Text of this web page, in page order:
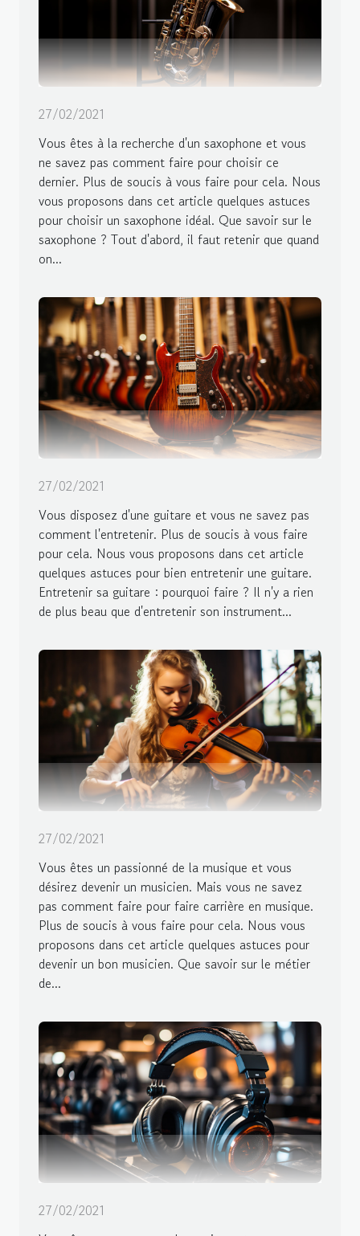
27/02/2021
Vous êtes à la recherche d'un saxophone et vous
ne savez pas comment faire pour choisir ce
dernier. Plus de soucis à vous faire pour cela. Nous
vous proposons dans cet article quelques astuces
pour choisir un saxophone idéal. Que savoir sur le
saxophone ? Tout d'abord, il faut retenir que quand
on...
27/02/2021
Vous disposez d'une guitare et vous ne savez pas
comment l'entretenir. Plus de soucis à vous faire
pour cela. Nous vous proposons dans cet article
quelques astuces pour bien entretenir une guitare.
Entretenir sa guitare : pourquoi faire ? Il n'y a rien
de plus beau que d'entretenir son instrument...
27/02/2021
Vous êtes un passionné de la musique et vous
désirez devenir un musicien. Mais vous ne savez
pas comment faire pour faire carrière en musique.
Plus de soucis à vous faire pour cela. Nous vous
proposons dans cet article quelques astuces pour
devenir un bon musicien. Que savoir sur le métier
de...
27/02/2021